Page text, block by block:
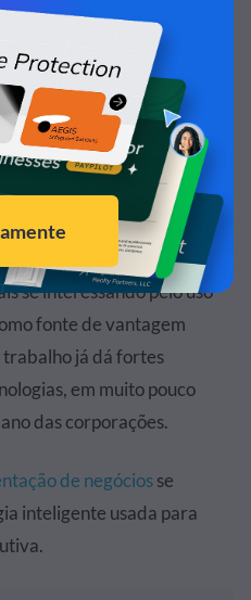
e uma chance de
Por outro lado,
tecnológico generalizado
potencial que podem surgir
tecnologias cognitivas, que
em Inteligência artificial,
sejam exageradas. As
se interessando pelo uso
fonte de vantagem
já dá fortes
em muito pouco
das corporações.
de negóciosse
inteligente usada para